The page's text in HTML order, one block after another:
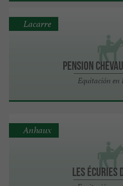
Pension
Equitación en
Lacarre
LES ÉCURIES
Anhaux